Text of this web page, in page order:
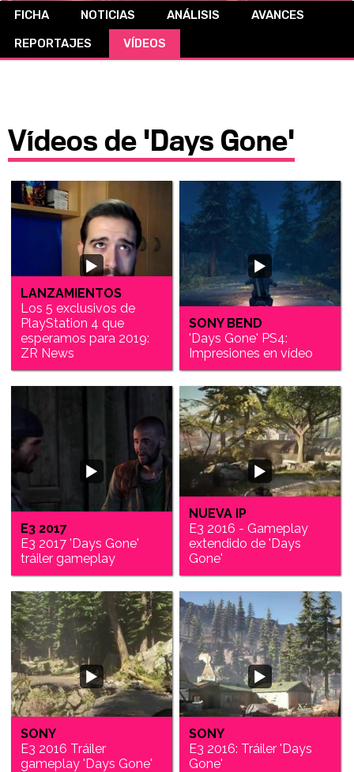
CÓMICS
FICHA NOTICIAS ANÁLISIS
AVANCES
REPORTAJES
VÍDEOS
Vídeos de 'Days Gone'
LANZAMIENTOS
Los 5 exclusivos de
PlayStation 4 que
esperamos para 2019:
ZR News
SONY BEND
'Days Gone' PS4:
Impresiones en vídeo
E3 2017
E3 2017 'Days Gone'
tráiler gameplay
NUEVA IP
E3 2016 - Gameplay
extendido de 'Days
Gone'
SONY
E3 2016 Tráiler
gameplay 'Days Gone'
SONY
E3 2016: Tráiler 'Days
Gone'